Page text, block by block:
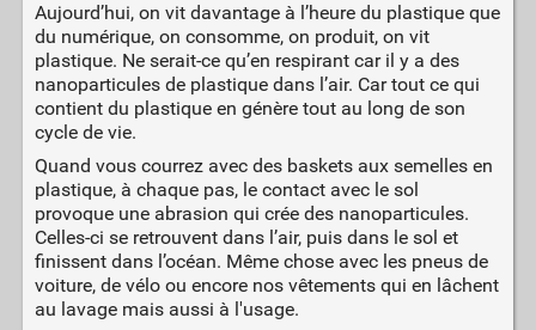
Aujourd’hui, on vit davantage à l’heure du plastique que
du numérique, on consomme, on produit, on vit
plastique. Ne serait-ce qu’en respirant car il y a des
nanoparticules de plastique dans l’air. Car tout ce qui
contient du plastique en génère tout au long de son
cycle de vie.
Quand vous courrez avec des baskets aux semelles en
plastique, à chaque pas, le contact avec le sol
provoque une abrasion qui crée des nanoparticules.
Celles-ci se retrouvent dans l’air, puis dans le sol et
finissent dans l’océan. Même chose avec les pneus de
voiture, de vélo ou encore nos vêtements qui en lâchent
au lavage mais aussi à l'usage.